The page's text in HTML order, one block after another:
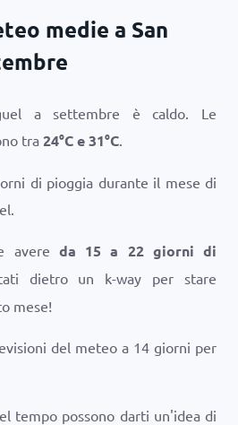
medie a San
a settembre è caldo. Le
tra 24°Ce31°C.
di pioggia durante il mese di
avere da 15 a 22 giorni di
dietro un k-way per stare
mese!
del meteo a 14 giorni per
tempo possono darti un'idea di